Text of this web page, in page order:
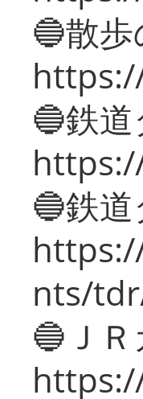
🔵散歩
🔵鉄
🔵鉄
nts/
🔵ＪＲ